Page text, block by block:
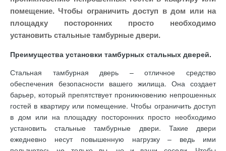
помещение. Чтобы ограничить доступ в дом или на
площадку посторонних просто необходимо
установить стальные тамбурные двери.
Преимущества установки тамбурных стальных дверей.
Стальная тамбурная дверь – отличное средство
обеспечения безопасности вашего жилища. Она создает
барьер, который препятствует проникновению непрошенных
гостей в квартиру или помещение. Чтобы ограничить доступ
в дом или на площадку посторонних просто необходимо
установить стальные тамбурные двери. Такие двери
ежедневно несут повышенную нагрузку – ведь ими